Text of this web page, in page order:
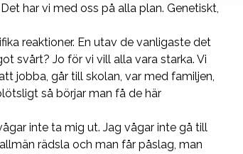
har vi med oss på alla plan. Genetiskt,
reaktioner. En utav de vanligaste det
svårt? Jo för vi vill alla vara starka. Vi
jobba, går till skolan, var med familjen,
så börjar man få de här
inte ta mig ut. Jag vågar inte gå till
rädsla och man får påslag, man